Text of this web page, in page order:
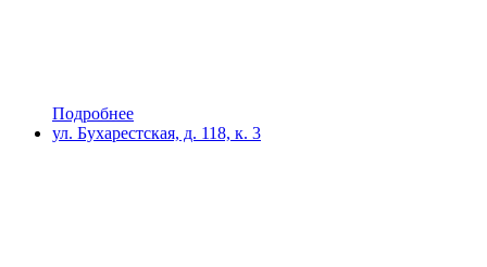
Подробнее
ул. Бухарестская, д. 118, к. 3